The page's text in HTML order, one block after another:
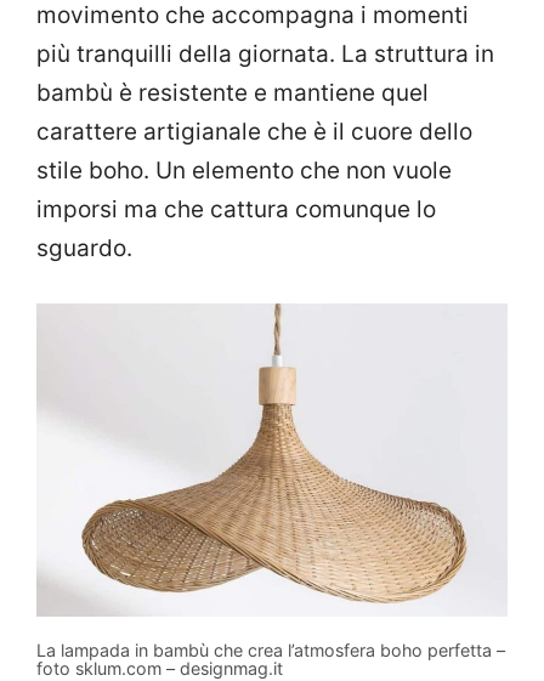
movimento che accompagna i momenti
più tranquilli della giornata. La struttura in
bambù è resistente e mantiene quel
carattere artigianale che è il cuore dello
stile boho. Un elemento che non vuole
imporsi ma che cattura comunque lo
sguardo.
La lampada in bambù che crea l’atmosfera boho perfetta –
foto sklum.com – designmag.it